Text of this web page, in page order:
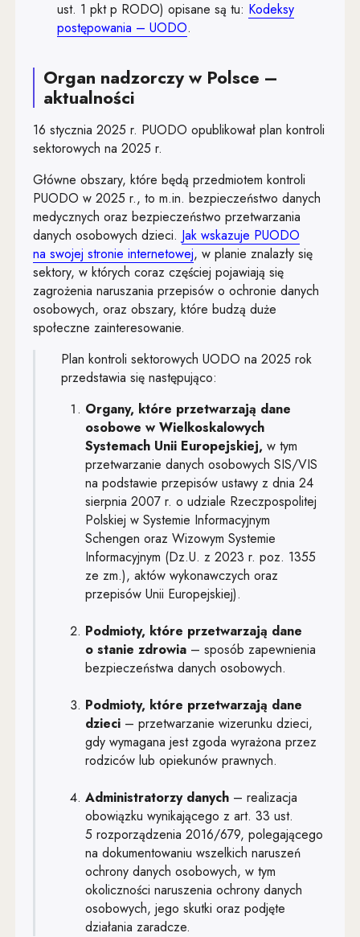
Art. 94
Art. 95
Art. 96
Art. 97
Art. 98
ust. 1 pkt p RODO) opisane są tu: Kodeksy
postępowania – UODOUwaga, link zostanie otwarty w
.
Organ nadzorczy w Polsce –
aktualności
16 stycznia 2025 r. PUODO opublikował plan kontroli
sektorowych na 2025 r.
Główne obszary, które będą przedmiotem kontroli
PUODO w 2025 r., to m.in. bezpieczeństwo danych
medycznych oraz bezpieczeństwo przetwarzania
danych osobowych dzieci. Jak wskazuje PUODO
na swojej stronie internetowejUwaga, link zostanie otwarty
, w planie znalazły się
sektory, w których coraz częściej pojawiają się
zagrożenia naruszania przepisów o ochronie danych
osobowych, oraz obszary, które budzą duże
społeczne zainteresowanie.
Plan kontroli sektorowych UODO na 2025 rok
przedstawia się następująco:
Organy, które przetwarzają dane
osobowe w Wielkoskalowych
Systemach Unii Europejskiej, w tym
przetwarzanie danych osobowych SIS/VIS
na podstawie przepisów ustawy z dnia 24
sierpnia 2007 r. o udziale Rzeczpospolitej
Polskiej w Systemie Informacyjnym
Schengen oraz Wizowym Systemie
Informacyjnym (Dz.U. z 2023 r. poz. 1355
ze zm.), aktów wykonawczych oraz
przepisów Unii Europejskiej).
Podmioty, które przetwarzają dane
o stanie zdrowia– sposób zapewnienia
bezpieczeństwa danych osobowych.
Podmioty, które przetwarzają dane
dzieci– przetwarzanie wizerunku dzieci,
gdy wymagana jest zgoda wyrażona przez
rodziców lub opiekunów prawnych.
Administratorzy danych – realizacja
obowiązku wynikającego z art. 33 ust.
5 rozporządzenia 2016/679, polegającego
na dokumentowaniu wszelkich naruszeń
ochrony danych osobowych, w tym
okoliczności naruszenia ochrony danych
osobowych, jego skutki oraz podjęte
działania zaradcze.